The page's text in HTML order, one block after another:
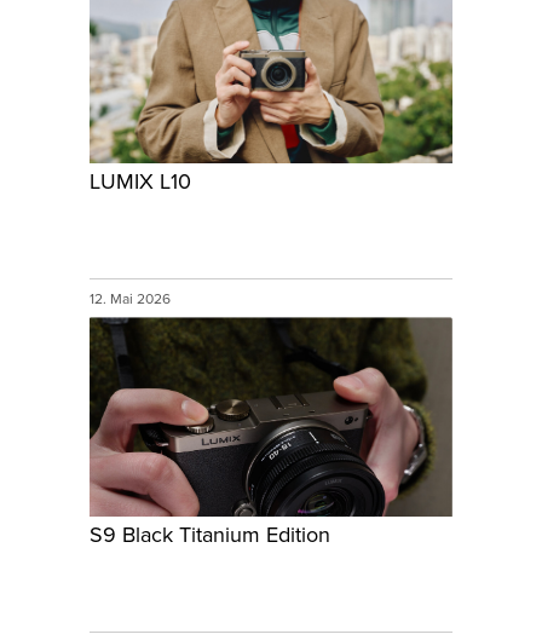
LUMIX L10
12. Mai 2026
S9 Black Titanium Edition